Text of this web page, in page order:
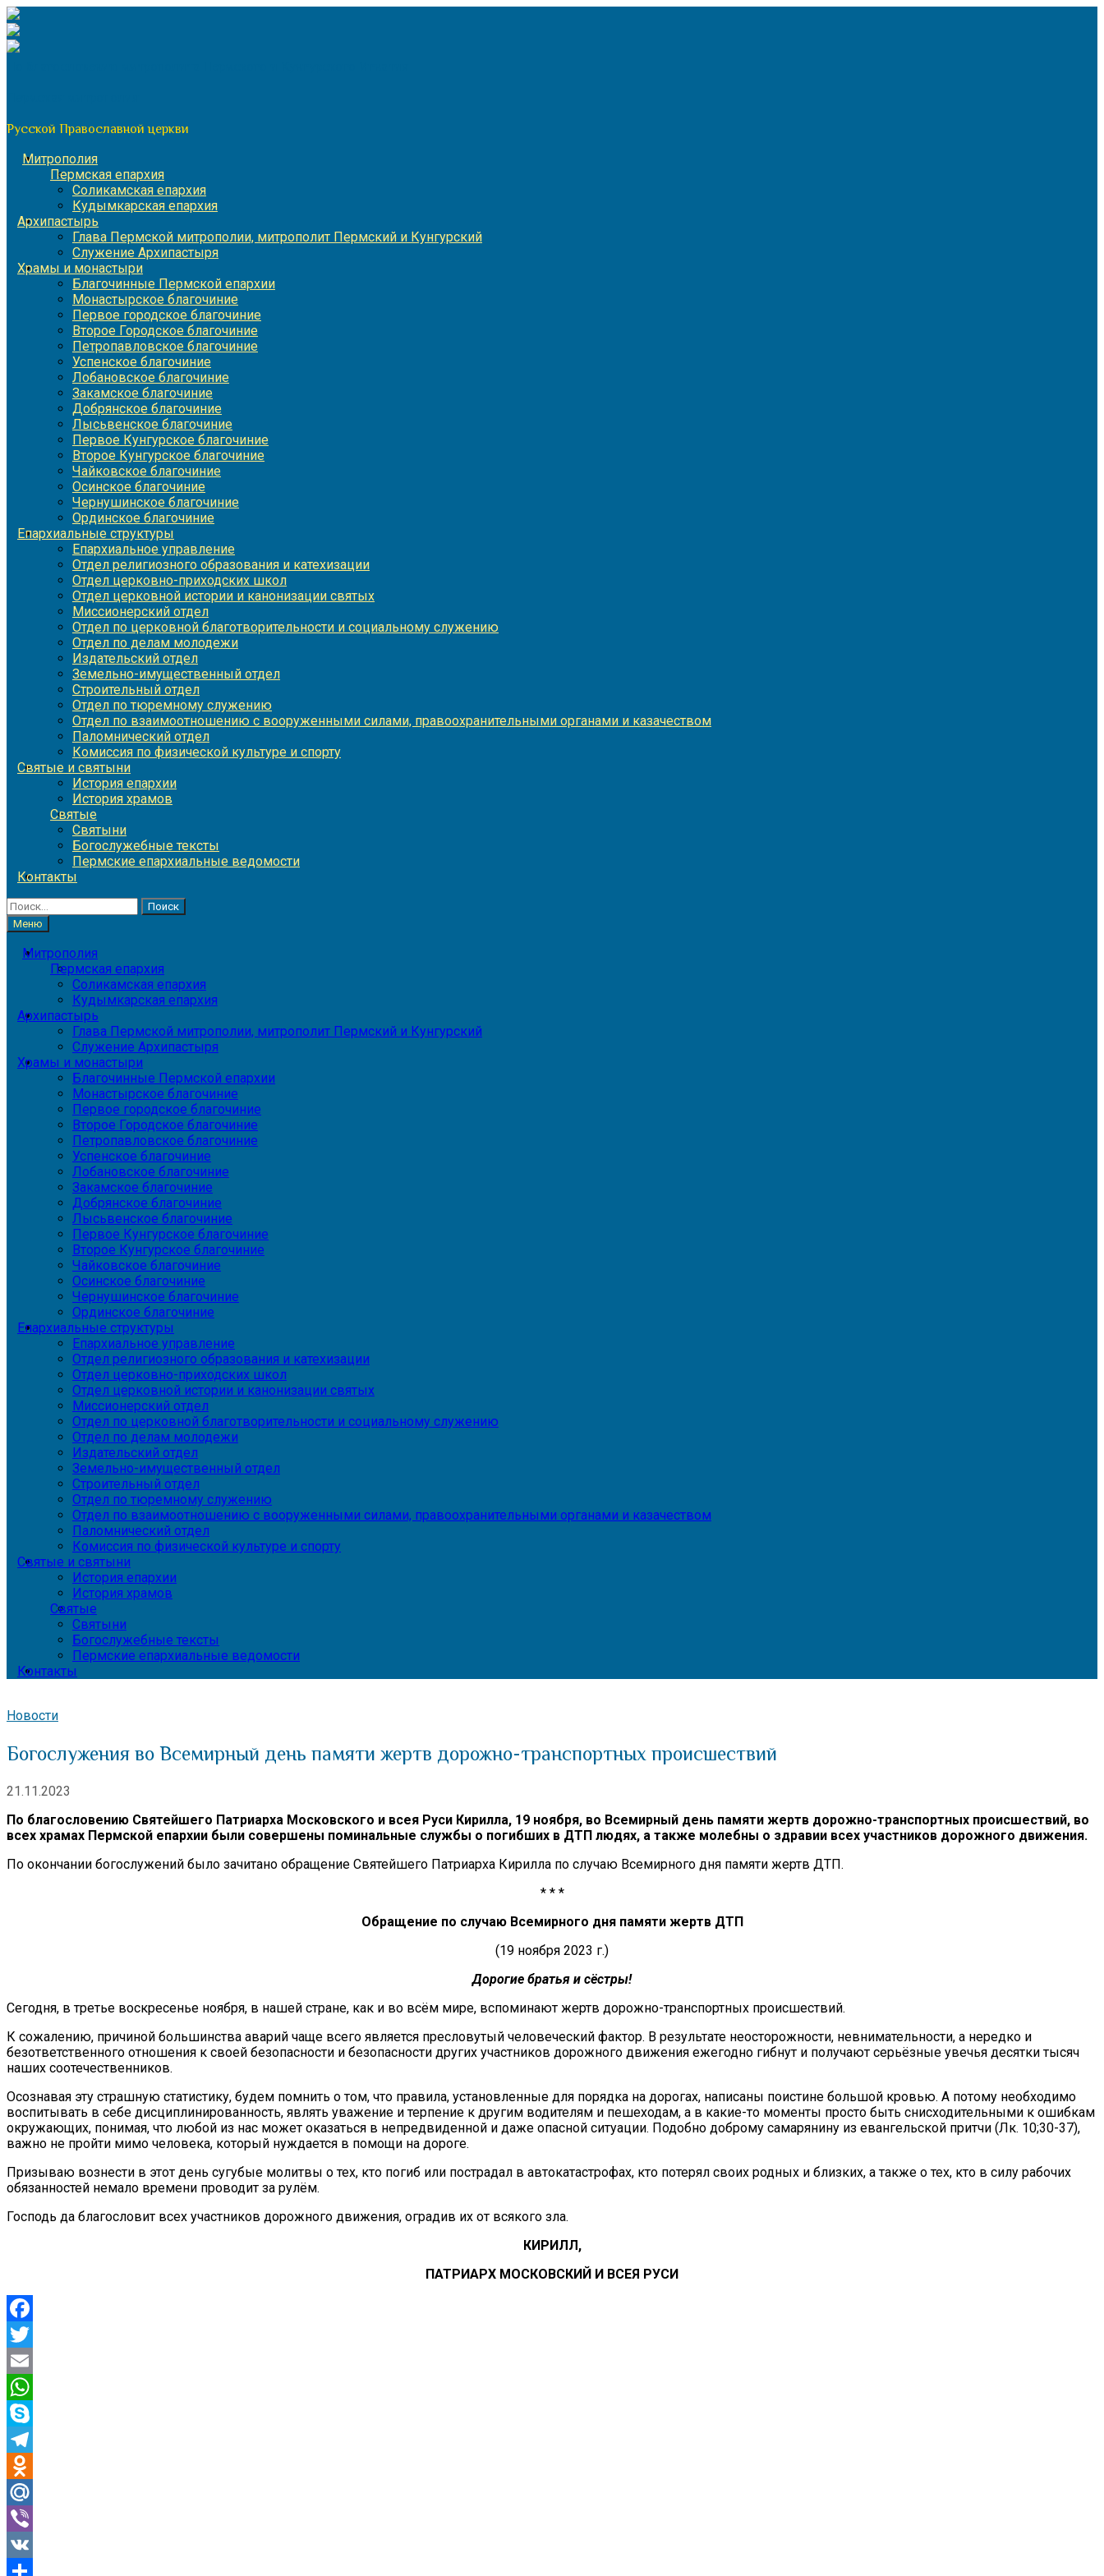
Перейти
к
содержимому
Русской Православной церкви
Митрополия
Пермская епархия
Соликамская епархия
Кудымкарская епархия
Архипастырь
Глава Пермской митрополии, митрополит Пермский и Кунгурский
Служение Архипастыря
Храмы и монастыри
Благочинные Пермской епархии
Монастырское благочиние
Первое городское благочиние
Второе Городское благочиние
Петропавловское благочиние
Успенское благочиние
Лобановское благочиние
Закамское благочиние
Добрянское благочиние
Лысьвенское благочиние
Первое Кунгурское благочиние
Второе Кунгурское благочиние
Чайковское благочиние
Осинское благочиние
Чернушинское благочиние
Ординское благочиние
Епархиальные структуры
Епархиальное управление
Отдел религиозного образования и катехизации
Отдел церковно-приходских школ
Отдел церковной истории и канонизации святых
Миссионерский отдел
Отдел по церковной благотворительности и социальному служению
Отдел по делам молодежи
Издательский отдел
Земельно-имущественный отдел
Строительный отдел
Отдел по тюремному служению
Отдел по взаимоотношению с вооруженными силами, правоохранительными органами и казачеством
Паломнический отдел
Комиссия по физической культуре и спорту
Святые и святыни
История епархии
История храмов
Святые
Святыни
Богослужебные тексты
Пермские епархиальные ведомости
Контакты
Найти:
Меню
Митрополия
Пермская епархия
Соликамская епархия
Кудымкарская епархия
Архипастырь
Глава Пермской митрополии, митрополит Пермский и Кунгурский
Служение Архипастыря
Храмы и монастыри
Благочинные Пермской епархии
Монастырское благочиние
Первое городское благочиние
Второе Городское благочиние
Петропавловское благочиние
Успенское благочиние
Лобановское благочиние
Закамское благочиние
Добрянское благочиние
Лысьвенское благочиние
Первое Кунгурское благочиние
Второе Кунгурское благочиние
Чайковское благочиние
Осинское благочиние
Чернушинское благочиние
Ординское благочиние
Епархиальные структуры
Епархиальное управление
Отдел религиозного образования и катехизации
Отдел церковно-приходских школ
Отдел церковной истории и канонизации святых
Миссионерский отдел
Отдел по церковной благотворительности и социальному служению
Отдел по делам молодежи
Издательский отдел
Земельно-имущественный отдел
Строительный отдел
Отдел по тюремному служению
Отдел по взаимоотношению с вооруженными силами, правоохранительными органами и казачеством
Паломнический отдел
Комиссия по физической культуре и спорту
Святые и святыни
История епархии
История храмов
Святые
Святыни
Богослужебные тексты
Пермские епархиальные ведомости
Контакты
Новости
Богослужения во Всемирный день памяти жертв дорожно-транспортных происшествий
21.11.2023
По благословению Святейшего Патриарха Московского и всея Руси Кирилла, 19 ноября, во Всемирный день памяти жертв дорожно-транспортных происшествий, во
всех храмах Пермской епархии были совершены поминальные службы о погибших в ДТП людях, а также молебны о здравии всех участников дорожного движения.
По окончании богослужений было зачитано обращение Святейшего Патриарха Кирилла по случаю Всемирного дня памяти жертв ДТП.
* * *
Обращение по случаю Всемирного дня памяти жертв ДТП
(19 ноября 2023 г.)
Дорогие братья и сёстры!
Сегодня, в третье воскресенье ноября, в нашей стране, как и во всём мире, вспоминают жертв дорожно-транспортных происшествий.
К сожалению, причиной большинства аварий чаще всего является пресловутый человеческий фактор. В результате неосторожности, невнимательности, а нередко и
безответственного отношения к своей безопасности и безопасности других участников дорожного движения ежегодно гибнут и получают серьёзные увечья десятки тысяч
наших соотечественников.
Осознавая эту страшную статистику, будем помнить о том, что правила, установленные для порядка на дорогах, написаны поистине большой кровью. А потому необходимо
воспитывать в себе дисциплинированность, являть уважение и терпение к другим водителям и пешеходам, а в какие-то моменты просто быть снисходительными к ошибкам
окружающих, понимая, что любой из нас может оказаться в непредвиденной и даже опасной ситуации. Подобно доброму самарянину из евангельской притчи (Лк. 10;30-37),
важно не пройти мимо человека, который нуждается в помощи на дороге.
Призываю вознести в этот день сугубые молитвы о тех, кто погиб или пострадал в автокатастрофах, кто потерял своих родных и близких, а также о тех, кто в силу рабочих
обязанностей немало времени проводит за рулём.
Господь да благословит всех участников дорожного движения, оградив их от всякого зла.
КИРИЛЛ,
ПАТРИАРХ МОСКОВСКИЙ И ВСЕЯ РУСИ
Facebook
Twitter
Email
WhatsApp
Skype
Telegram
Odnoklassniki
Mail.Ru
Viber
VK